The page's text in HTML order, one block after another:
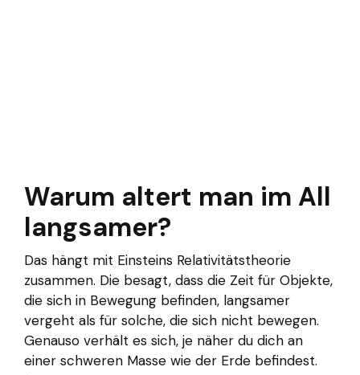
Warum altert man im All
langsamer?
Das hängt mit Einsteins Relativitätstheorie
zusammen. Die besagt, dass die Zeit für Objekte,
die sich in Bewegung befinden, langsamer
vergeht als für solche, die sich nicht bewegen.
Genauso verhält es sich, je näher du dich an
einer schweren Masse wie der Erde befindest.